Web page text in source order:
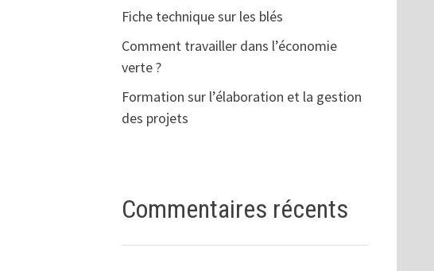
Fiche technique sur les blés
Comment travailler dans l’économie
verte ?
Formation sur l’élaboration et la gestion
des projets
Commentaires récents